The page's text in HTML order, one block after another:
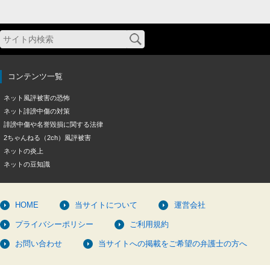
コンテンツ一覧
ネット風評被害の恐怖
ネット誹謗中傷の対策
誹謗中傷や名誉毀損に関する法律
2ちゃんねる（2ch）風評被害
ネットの炎上
ネットの豆知識
HOME 当サイトについて 運営会社
プライバシーポリシー ご利用規約
お問い合わせ 当サイトへの掲載をご希望の弁護士の方へ